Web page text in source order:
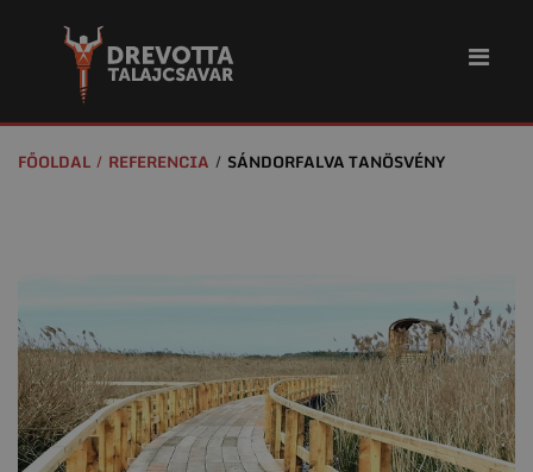
FŐOLDAL REFERENCIA SÁNDORFALVA TANÖSVÉNY